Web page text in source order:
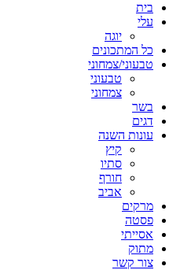
בית
עלי
יוגה
כל המתכונים
טבעוני/צמחוני
טבעוני
צמחוני
בשר
דגים
עונות השנה
קיץ
סתיו
חורף
אביב
מרקים
פסטה
אסייתי
מתוק
צור קשר